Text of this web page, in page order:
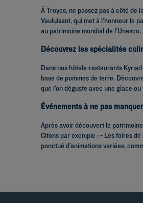
À Troyes, ne passez pas à côté de
Vauluisant, qui met à l’honneur le
au patrimoine mondial de
Découvrez les spécialités
Dans nos hôtels-restaurants
base de pommes de terre.
que l’on déguste avec une glace
Événements à ne pas manquer
Après avoir découvert le
Citons par exemple : - Les foires
ponctué d’animations variées,